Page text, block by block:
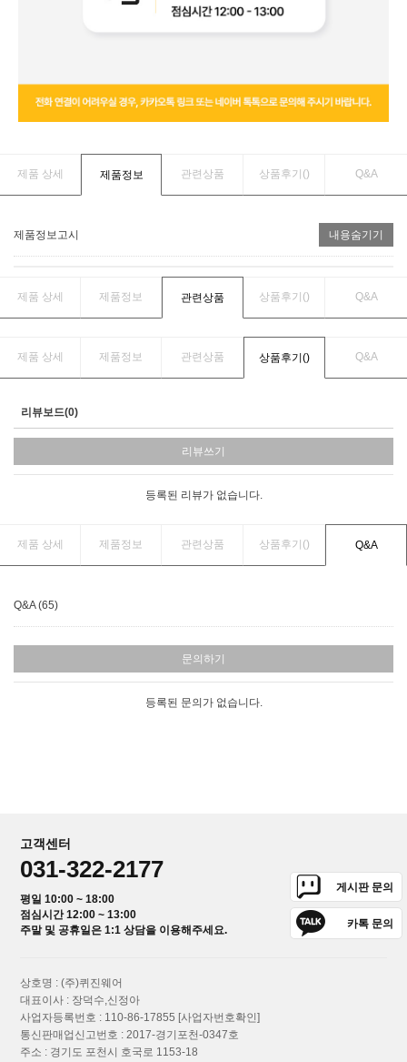
제품 상세 제품정보 관련상품 상품후기() Q&A
제품정보고시 내용숨기기
제품 상세 제품정보 관련상품 상품후기() Q&A
제품 상세 제품정보 관련상품 상품후기() Q&A
리뷰보드(0)
리뷰쓰기
등록된 리뷰가 없습니다.
제품 상세 제품정보 관련상품 상품후기() Q&A
Q&A (65)
문의하기
등록된 문의가 없습니다.
고객센터
031-322-2177
평일 10:00 ~ 18:00
점심시간 12:00 ~ 13:00
주말 및 공휴일은 1:1 상담을 이용해주세요.
게시판 문의
카톡 문의
상호명 : (주)퀴진웨어
대표이사 : 장덕수,신정아
사업자등록번호 : 110-86-17855 [사업자번호확인]
통신판매업신고번호 : 2017-경기포천-0347호
주소 : 경기도 포천시 호국로 1153-18